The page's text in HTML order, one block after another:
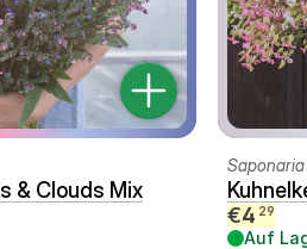
& Clouds Mix
€4 29
Auf